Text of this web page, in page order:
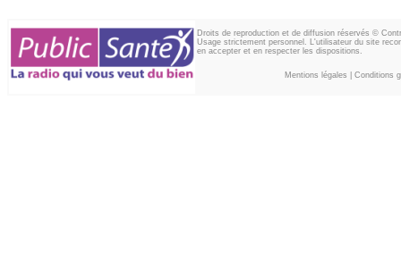
Droits de reproduction et de diffusion réservés ©
Usage strictement personnel. L'utilisateur du site
en accepter et en respecter les dispositions.
Mentions légales Conditions